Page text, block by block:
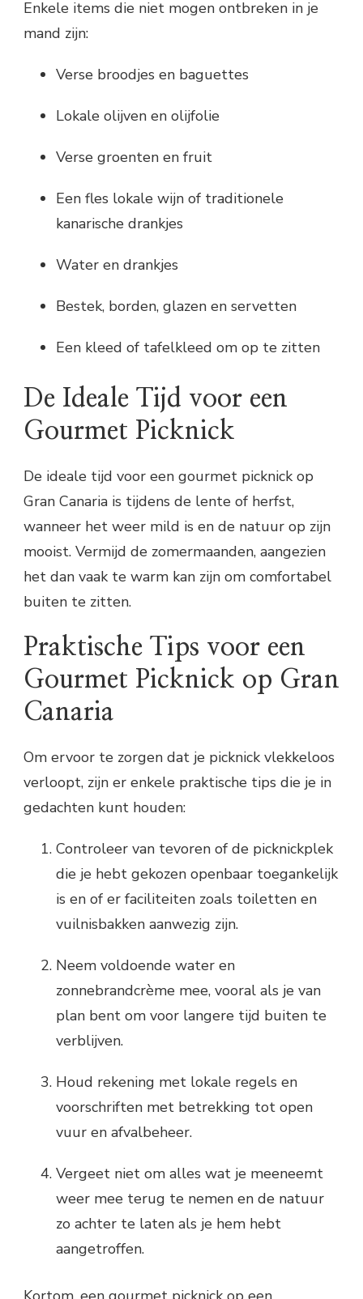
Enkele items die niet mogen ontbreken in je
mand zijn:
Verse broodjes en baguettes
Lokale olijven en olijfolie
Verse groenten en fruit
Een fles lokale wijn of traditionele
kanarische drankjes
Water en drankjes
Bestek, borden, glazen en servetten
Een kleed of tafelkleed om op te zitten
De Ideale Tijd voor een
Gourmet Picknick
De ideale tijd voor een gourmet picknick op
Gran Canaria is tijdens de lente of herfst,
wanneer het weer mild is en de natuur op zijn
mooist. Vermijd de zomermaanden, aangezien
het dan vaak te warm kan zijn om comfortabel
buiten te zitten.
Praktische Tips voor een
Gourmet Picknick op Gran
Canaria
Om ervoor te zorgen dat je picknick vlekkeloos
verloopt, zijn er enkele praktische tips die je in
gedachten kunt houden:
Controleer van tevoren of de picknickplek
die je hebt gekozen openbaar toegankelijk
is en of er faciliteiten zoals toiletten en
vuilnisbakken aanwezig zijn.
Neem voldoende water en
zonnebrandcrème mee, vooral als je van
plan bent om voor langere tijd buiten te
verblijven.
Houd rekening met lokale regels en
voorschriften met betrekking tot open
vuur en afvalbeheer.
Vergeet niet om alles wat je meeneemt
weer mee terug te nemen en de natuur
zo achter te laten als je hem hebt
aangetroffen.